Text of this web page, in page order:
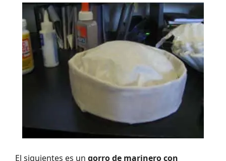
El siguientes es un gorro de marinero con